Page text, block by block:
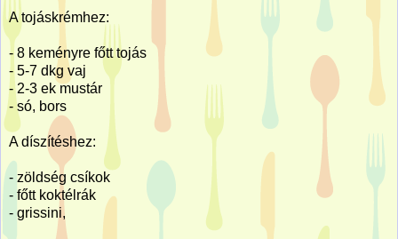
A tojáskrémhez:
- 8 keményre főtt tojás
- 5-7 dkg vaj
- 2-3 ek mustár
- só, bors
A díszítéshez:
- zöldség csíkok
- főtt koktélrák
- grissini,